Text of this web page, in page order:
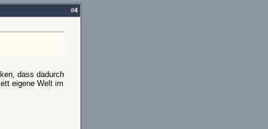
#4
dass dadurch
eigene Welt im